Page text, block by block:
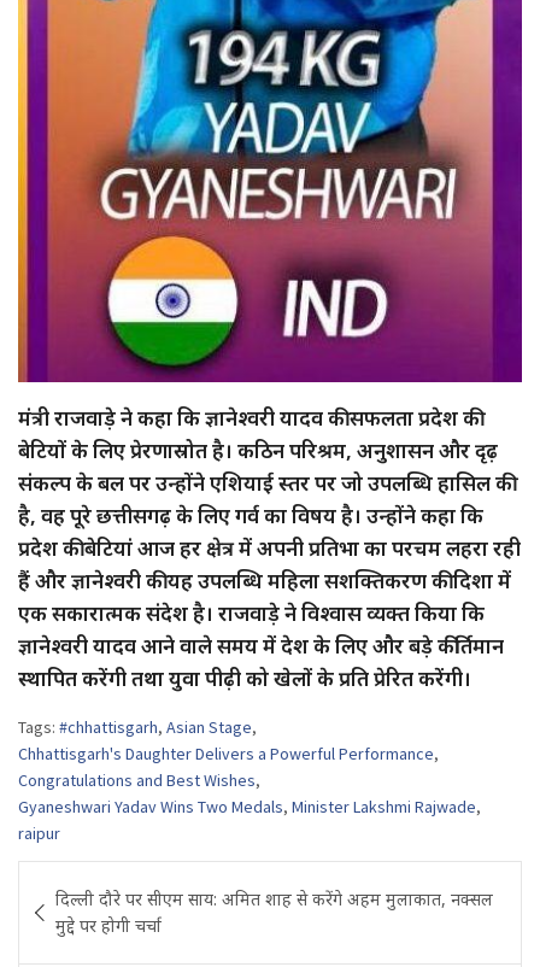
मंत्री राजवाड़े ने कहा कि ज्ञानेश्वरी यादव की सफलता प्रदेश की
बेटियों के लिए प्रेरणास्रोत है। कठिन परिश्रम, अनुशासन और दृढ़
संकल्प के बल पर उन्होंने एशियाई स्तर पर जो उपलब्धि हासिल की
है, वह पूरे छत्तीसगढ़ के लिए गर्व का विषय है। उन्होंने कहा कि
प्रदेश की बेटियां आज हर क्षेत्र में अपनी प्रतिभा का परचम लहरा रही
हैं और ज्ञानेश्वरी की यह उपलब्धि महिला सशक्तिकरण की दिशा में
एक सकारात्मक संदेश है। राजवाड़े ने विश्वास व्यक्त किया कि
ज्ञानेश्वरी यादव आने वाले समय में देश के लिए और बड़े कीर्तिमान
स्थापित करेंगी तथा युवा पीढ़ी को खेलों के प्रति प्रेरित करेंगी।
Tags: #chhattisgarh, Asian Stage,
Chhattisgarh's Daughter Delivers a Powerful Performance,
Congratulations and Best Wishes,
Gyaneshwari Yadav Wins Two Medals, Minister Lakshmi Rajwade,
raipur
Post
navigation
दिल्ली दौरे पर सीएम साय: अमित शाह से करेंगे अहम मुलाकात, नक्सल
मुद्दे पर होगी चर्चा